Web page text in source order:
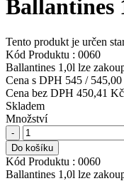
Ballantines
Tento produkt je určen
Kód Produktu : 0060
Ballantines 1,0l lze
Cena s DPH 545 /
Cena bez DPH 450,41 Kč
Skladem
Množství
-
Do košíku
Kód Produktu : 0060
Ballantines 1,0l lze